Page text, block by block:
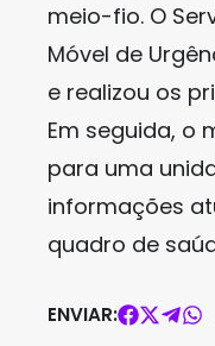
meio-fio. O
Móvel de
e realizou os
Em seguida, o
para uma
informações
quadro de
ENVIAR: